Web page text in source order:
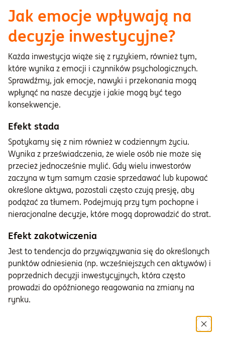
Jak emocje wpływają na
decyzje inwestycyjne?
Każda inwestycja wiąże się z ryzykiem, również tym,
które wynika z emocji i czynników psychologicznych.
Sprawdźmy, jak emocje, nawyki i przekonania mogą
wpłynąć na nasze decyzje i jakie mogą być tego
konsekwencje.
Efekt stada
Spotykamy się z nim również w codziennym życiu.
Wynika z przeświadczenia, że wiele osób nie może się
przecież jednocześnie mylić. Gdy wielu inwestorów
zaczyna w tym samym czasie sprzedawać lub kupować
określone aktywa, pozostali często czują presję, aby
podążać za tłumem. Podejmują przy tym pochopne i
nieracjonalne decyzje, które mogą doprowadzić do strat.
Efekt zakotwiczenia
Jest to tendencja do przywiązywania się do określonych
punktów odniesienia (np. wcześniejszych cen aktywów) i
poprzednich decyzji inwestycyjnych, która często
prowadzi do opóźnionego reagowania na zmiany na
rynku.